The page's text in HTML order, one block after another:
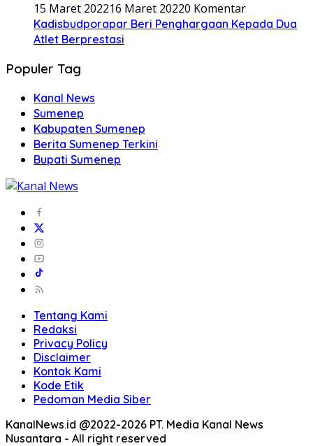
15 Maret 202216 Maret 20220 Komentar
Kadisbudporapar Beri Penghargaan Kepada Dua
Atlet Berprestasi
Populer Tag
Kanal News
Sumenep
Kabupaten Sumenep
Berita Sumenep Terkini
Bupati Sumenep
Tentang Kami
Redaksi
Privacy Policy
Disclaimer
Kontak Kami
Kode Etik
Pedoman Media Siber
KanalNews.id @2022-2026 PT. Media Kanal News
Nusantara - All right reserved